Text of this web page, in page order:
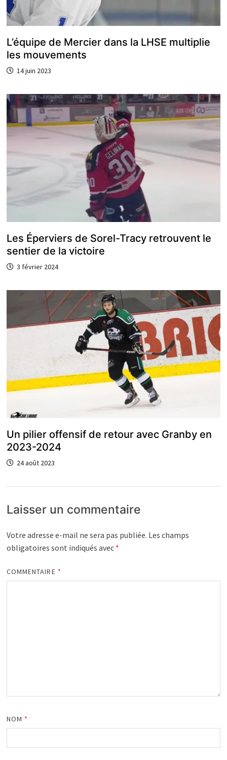
L’équipe de Mercier dans la LHSE multiplie
les mouvements
14 juin 2023
Les Éperviers de Sorel-Tracy retrouvent le
sentier de la victoire
3 février 2024
Un pilier offensif de retour avec Granby en
2023-2024
24 août 2023
Laisser un commentaire
Votre adresse e-mail ne sera pas publiée. Les champs
obligatoires sont indiqués avec *
COMMENTAIRE *
NOM *